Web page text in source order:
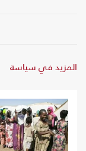
المزيد في سياسة